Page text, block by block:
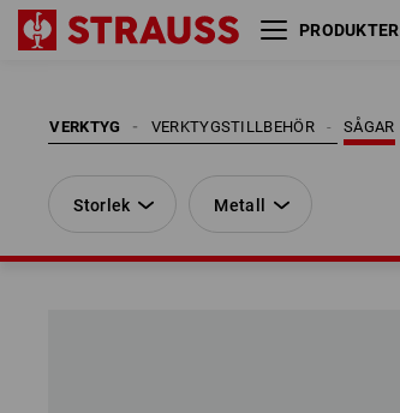
PRODUKTER
VERKTYG SÅGAR
VERKTYGSTILLBEHÖR
Storlek Metall
Storlek Metall